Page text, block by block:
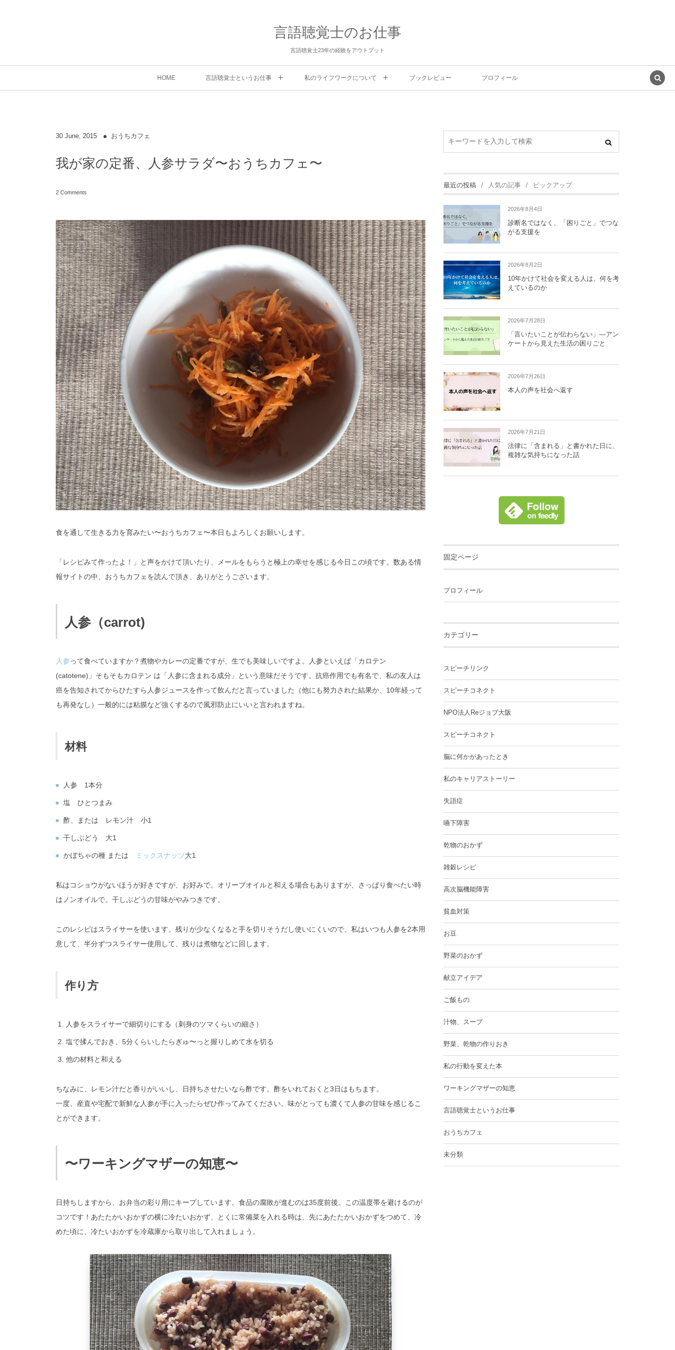
言語聴覚士のお仕事
言語聴覚士23年の経験をアウトプット
HOME 言語聴覚士というお仕事 私のライフワークについて ブックレビュー プロフィール
30 June, 2015 おうちカフェ
我が家の定番、人参サラダ〜おうちカフェ〜
2 Comments
食を通して生きる力を育みたい〜おうちカフェ〜本日もよろしくお願いします。
「レシピみて作ったよ！」と声をかけて頂いたり、メールをもらうと極上の幸せを感じる今日この頃です。数ある情
報サイトの中、おうちカフェを読んで頂き、ありがとうございます。
人参（carrot)
人参って食べていますか？煮物やカレーの定番ですが、生でも美味しいですよ。人参といえば「カロテン
(catotene)」そもそもカロテン は「人参に含まれる成分」という意味だそうです。抗癌作用でも有名で、私の友人は
癌を告知されてからひたすら人参ジュースを作って飲んだと言っていました（他にも努力された結果か、10年経って
も再発なし）一般的には粘膜など強くするので風邪防止にいいと言われますね。
材料
人参 1本分
塩 ひとつまみ
酢、または レモン汁 小1
干しぶどう 大1
かぼちゃの種 または ミックスナッツ大1
私はコショウがないほうが好きですが、お好みで。オリーブオイルと和える場合もありますが、さっぱり食べたい時
はノンオイルで。干しぶどうの甘味がやみつきです。
このレシピはスライサーを使います。残りが少なくなると手を切りそうだし使いにくいので、私はいつも人参を2本用
意して、半分ずつスライサー使用して、残りは煮物などに回します。
作り方
人参をスライサーで細切りにする（刺身のツマくらいの細さ）
塩で揉んでおき、5分くらいしたらぎゅ〜っと握りしめて水を切る
他の材料と和える
ちなみに、レモン汁だと香りがいいし、日持ちさせたいなら酢です。酢をいれておくと3日はもちます。
一度、産直や宅配で新鮮な人参が手に入ったらぜひ作ってみてください。味がとっても濃くて人参の甘味を感じるこ
とができます。
〜ワーキングマザーの知恵〜
日持ちしますから、お弁当の彩り用にキープしています。食品の腐敗が進むのは35度前後。この温度帯を避けるのが
コツです！あたたかいおかずの横に冷たいおかず、とくに常備菜を入れる時は、先にあたたかいおかずをつめて、冷
めた頃に、冷たいおかずを冷蔵庫から取り出して入れましょう。
最近の投稿 人気の記事 ピックアップ
2026年8月4日
診断名ではなく、「困りごと」でつな
がる支援を
2026年8月2日
10年かけて社会を変える人は、何を考
えているのか
2026年7月28日
「言いたいことが伝わらない」―アン
ケートから見えた生活の困りごと
2026年7月26日
本人の声を社会へ返す
2026年7月21日
法律に「含まれる」と書かれた日に、
複雑な気持ちになった話
固定ページ
プロフィール
カテゴリー
スピーチリンク
スピーチコネクト
NPO法人Reジョブ大阪
スピーチコネクト
脳に何かがあったとき
私のキャリアストーリー
失語症
嚥下障害
乾物のおかず
雑穀レシピ
高次脳機能障害
貧血対策
お豆
野菜のおかず
献立アイデア
ご飯もの
汁物、スープ
野菜、乾物の作りおき
私の行動を変えた本
ワーキングマザーの知恵
言語聴覚士というお仕事
おうちカフェ
未分類